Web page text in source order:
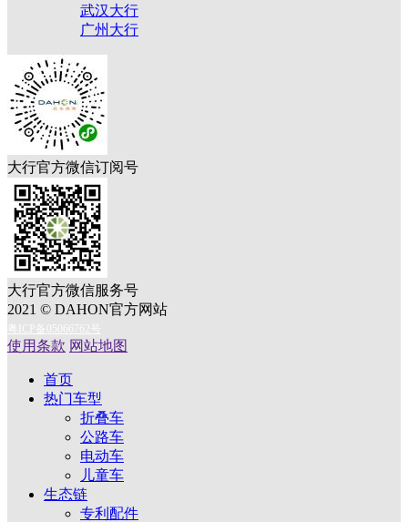
武汉大行
广州大行
大行官方微信订阅号
大行官方微信服务号
2021 © DAHON官方网站
粤ICP备05066762号
使用条款 网站地图
首页
热门车型
折叠车
公路车
电动车
儿童车
生态链
专利配件